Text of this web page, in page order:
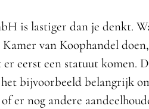
is lastiger dan je denkt.
van Koophandel
eerst een statuut komen.
bijvoorbeeld belangrijk
er nog andere